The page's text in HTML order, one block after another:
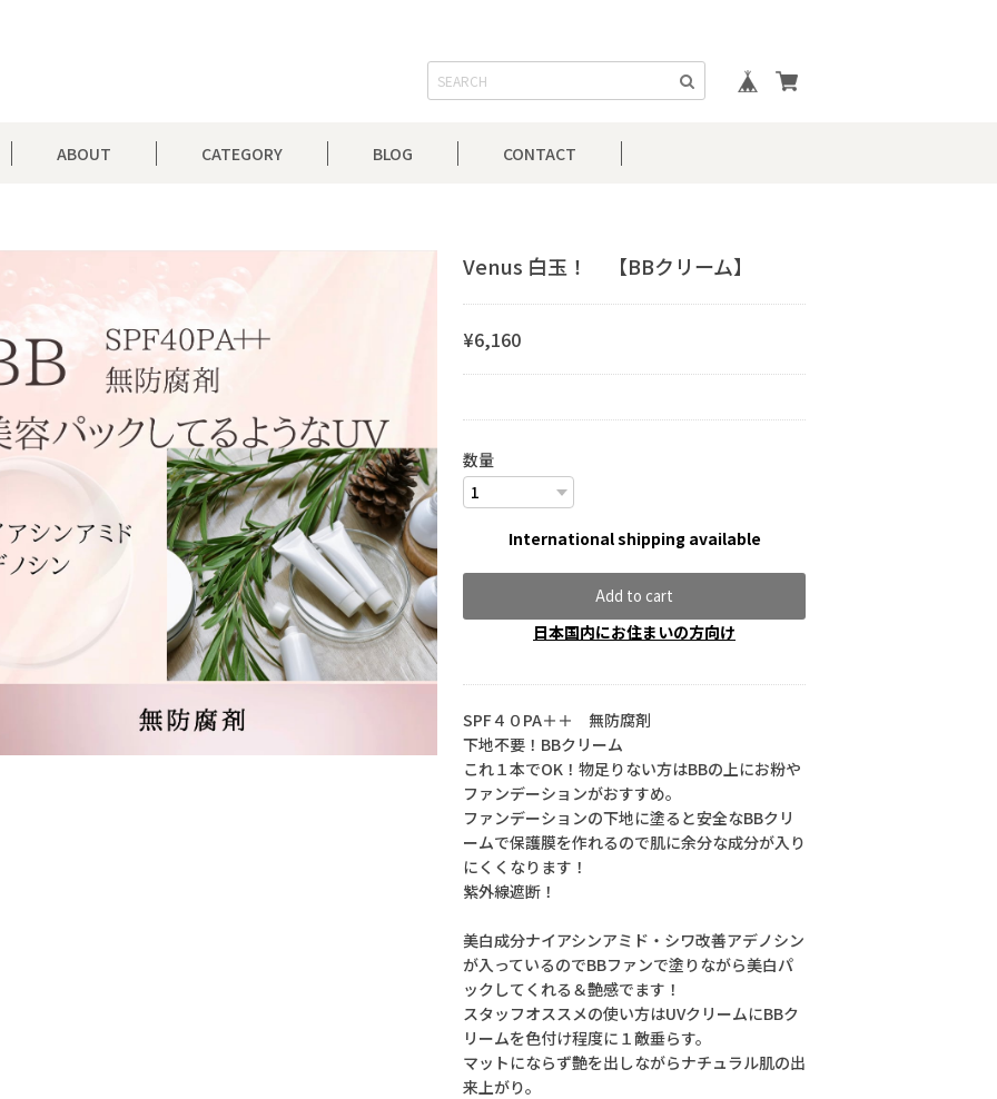
ABOUT CATEGORY BLOG CONTACT
Venus 白玉！ 【BBクリーム】
¥6,160
数量
International shipping available
Add to cart
日本国内にお住まいの方向け
SPF４０PA＋＋ 無防腐剤
下地不要！BBクリーム
これ１本でOK！物足りない方はBBの上にお粉や
ファンデーションがおすすめ。
ファンデーションの下地に塗ると安全なBBクリ
ームで保護膜を作れるので肌に余分な成分が入り
にくくなります！
紫外線遮断！
美白成分ナイアシンアミド・シワ改善アデノシン
が入っているのでBBファンで塗りながら美白パ
ックしてくれる＆艶感でます！
スタッフオススメの使い方はUVクリームにBBク
リームを色付け程度に１敵垂らす。
マットにならず艶を出しながらナチュラル肌の出
来上がり。